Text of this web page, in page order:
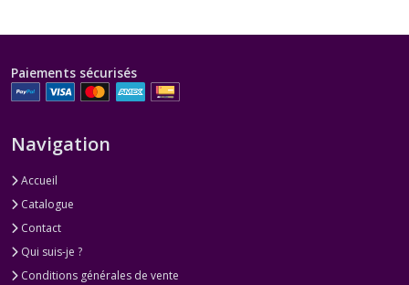
Paiements sécurisés
Navigation
Accueil
Catalogue
Contact
Qui suis-je ?
Conditions générales de vente